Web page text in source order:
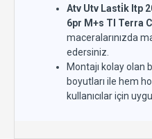
Atv Utv Lasti̇k Itp
6pr M+s Tl Terra
maceralarınızda
edersiniz.
Montajı kolay olan
boyutları ile hem
kullanıcılar için